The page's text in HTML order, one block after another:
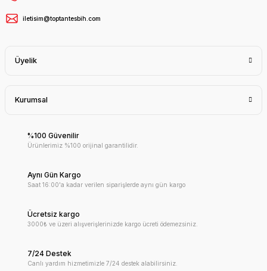
iletisim@toptantesbih.com
Üyelik
Kurumsal
%100 Güvenilir
Ürünlerimiz %100 orijinal garantilidir.
Aynı Gün Kargo
Saat 16:00'a kadar verilen siparişlerde aynı gün kargo
Ücretsiz kargo
3000₺ ve üzeri alışverişlerinizde kargo ücreti ödemezsiniz.
7/24 Destek
Canlı yardım hizmetimizle 7/24 destek alabilirsiniz.